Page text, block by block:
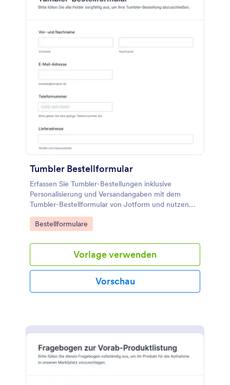
Tumbler Bestellformular
Erfassen Sie Tumbler-Bestellungen inklusive
Personalisierung und Versandangaben mit dem
Tumbler-Bestellformular von Jotform und nutzen
Sie eine anpassbare Formularvorlage aus den
Formularvorlagen für zuverlässige Datenerfassung.
Go to Category:
Bestellformulare
Vorlage verwenden
Vorschau